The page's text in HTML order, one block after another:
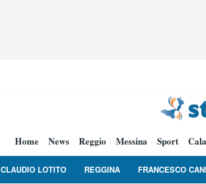
Home News Reggio Messina Sport
CLAUDIO LOTITO REGGINA FRANCESCO